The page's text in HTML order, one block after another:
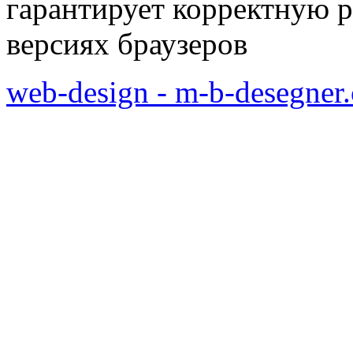
гарантирует корректную
версиях браузеров
web-design - m-b-